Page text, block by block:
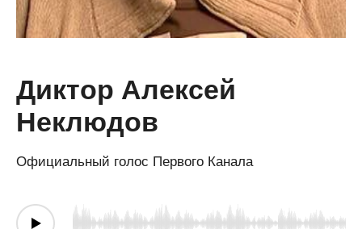
Диктор Алексей
Неклюдов
Официальный голос Первого Канала